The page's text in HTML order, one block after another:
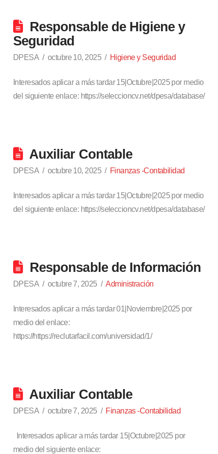
Responsable de Higiene y
Seguridad
DPESA octubre 10, 2025 Higiene y Seguridad
Interesados aplicar a más tardar 15|Octubre|2025 por medio
del siguiente enlace: https://seleccioncv.net/dpesa/database/
Auxiliar Contable
DPESA octubre 10, 2025 Finanzas -Contabilidad
Interesados aplicar a más tardar 15|Octubre|2025 por medio
del siguiente enlace: https://seleccioncv.net/dpesa/database/
Responsable de Información
DPESA octubre 7, 2025 Administración
Interesados aplicar a más tardar 01|Noviembre|2025 por
medio del enlace:
https://https://reclutarfacil.com/universidad/1/
Auxiliar Contable
DPESA octubre 7, 2025 Finanzas -Contabilidad
Interesados aplicar a más tardar 15|Octubre|2025 por
medio del siguiente enlace: